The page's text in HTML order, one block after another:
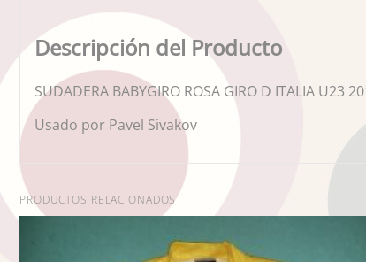
Descripción del Producto
SUDADERA BABYGIRO ROSA GIRO D ITALIA U23
Usado por Pavel Sivakov
PRODUCTOS RELACIONADOS